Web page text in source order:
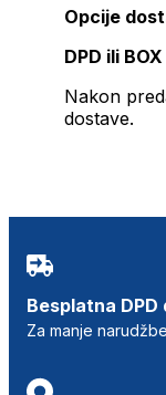
Opcije
DPD ili
Nakon
dostave.
Besplatna
Za manje